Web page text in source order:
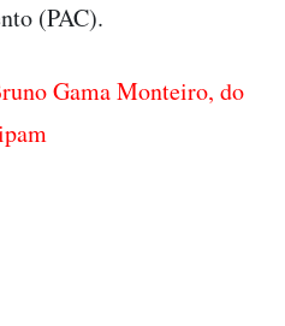
(PAC).
Gama Monteiro, do